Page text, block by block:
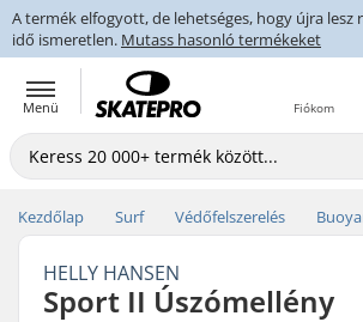
A termék elfogyott, de lehetséges, hogy újra lesz
idő ismeretlen. Mutass hasonló termékeket
Menü Fiókom
Kezdőlap Surf Védőfelszerelés
HELLY HANSEN
Sport II Úszómellény